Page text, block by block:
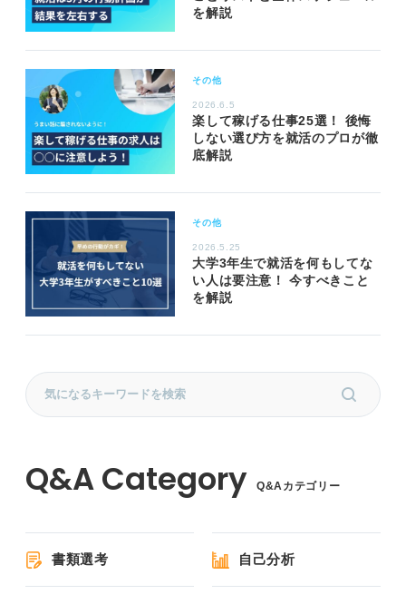
を解説
その他
2026.6.5
楽して稼げる仕事25選！ 後悔
しない選び方を就活のプロが徹
底解説
その他
2026.5.25
大学3年生で就活を何もしてな
い人は要注意！ 今すべきこと
を解説
Q&Aカテゴリー
書類選考 自己分析